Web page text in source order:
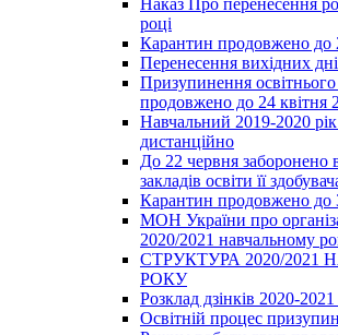
році
Карантин продовжено до
Перенесення вихідних
Призупинення
продовжено до 24 квітня
Навчальний 2019-2020
дистанційно
До 22 червня заборонено
закладів освіти її
Карантин продовжено до
МОН України про
2020/2021 навчальному
СТРУКТУРА 2020/2021
РОКУ
Розклад дзінків 2020-
Освітній процес